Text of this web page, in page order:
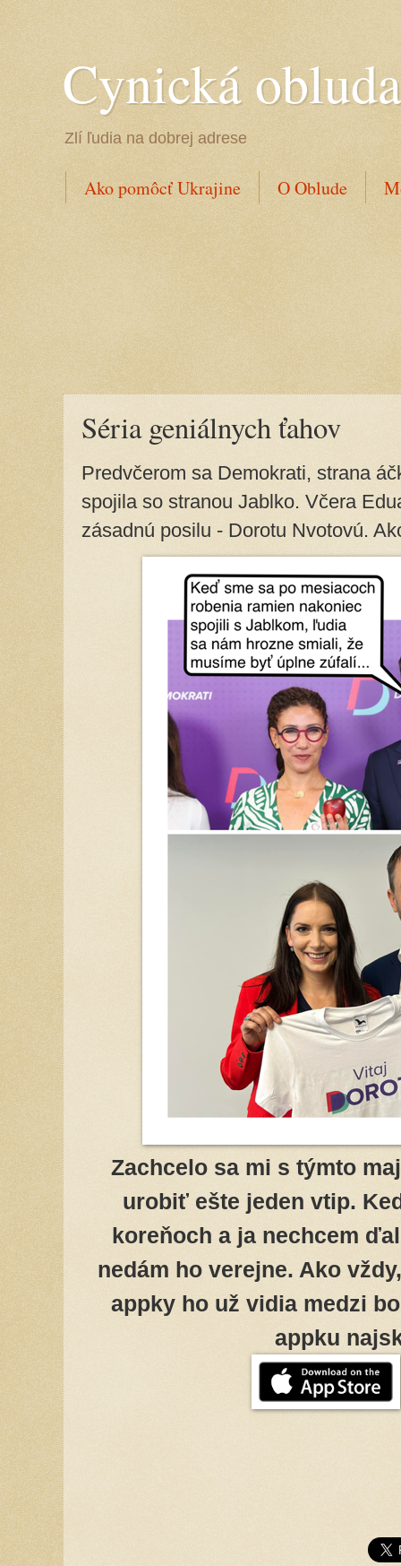
Cynická obluda
Zlí ľudia na dobrej adrese
Ako pomôcť Ukrajine O Oblude
Séria geniálnych ťahov
Predvčerom sa Demokrati, strana
spojila so stranou Jablko. Včera
zásadnú posilu - Dorotu Nvotovú.
Zachcelo sa mi s týmto
urobiť ešte jeden vtip.
koreňoch a ja nechcem
nedám ho verejne. Ako
appky ho už vidia medzi
appku